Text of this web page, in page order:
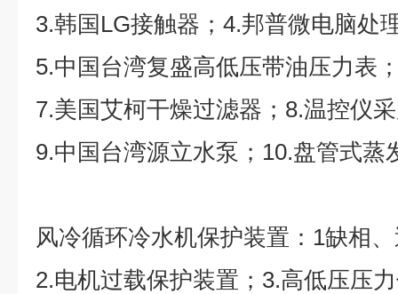
3.韩国LG接触器；4.邦普微电脑处
5.中国台湾复盛高低压带油压力表
7.美国艾柯干燥过滤器；8.温控仪
9.中国台湾源立水泵；10.盘管式蒸
风冷循环冷水机保护装置：1缺相
2.电机过载保护装置；3.高低压压